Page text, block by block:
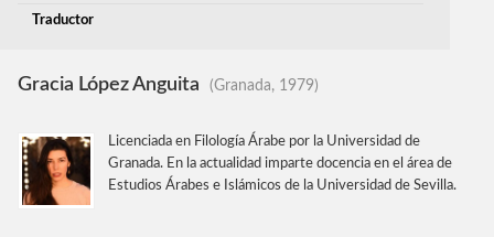
Traductor
Gracia López Anguita (Granada, 1979)
Licenciada en Filología Árabe por la Universidad de
Granada. En la actualidad imparte docencia en el área de
Estudios Árabes e Islámicos de la Universidad de Sevilla.